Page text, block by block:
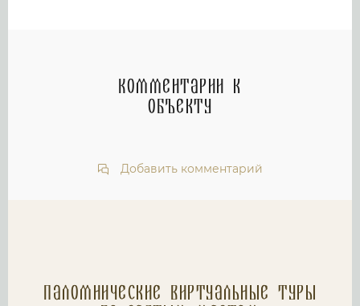
Комментарии к
объекту
Добавить комментарий
Паломнические Виртуальные туры